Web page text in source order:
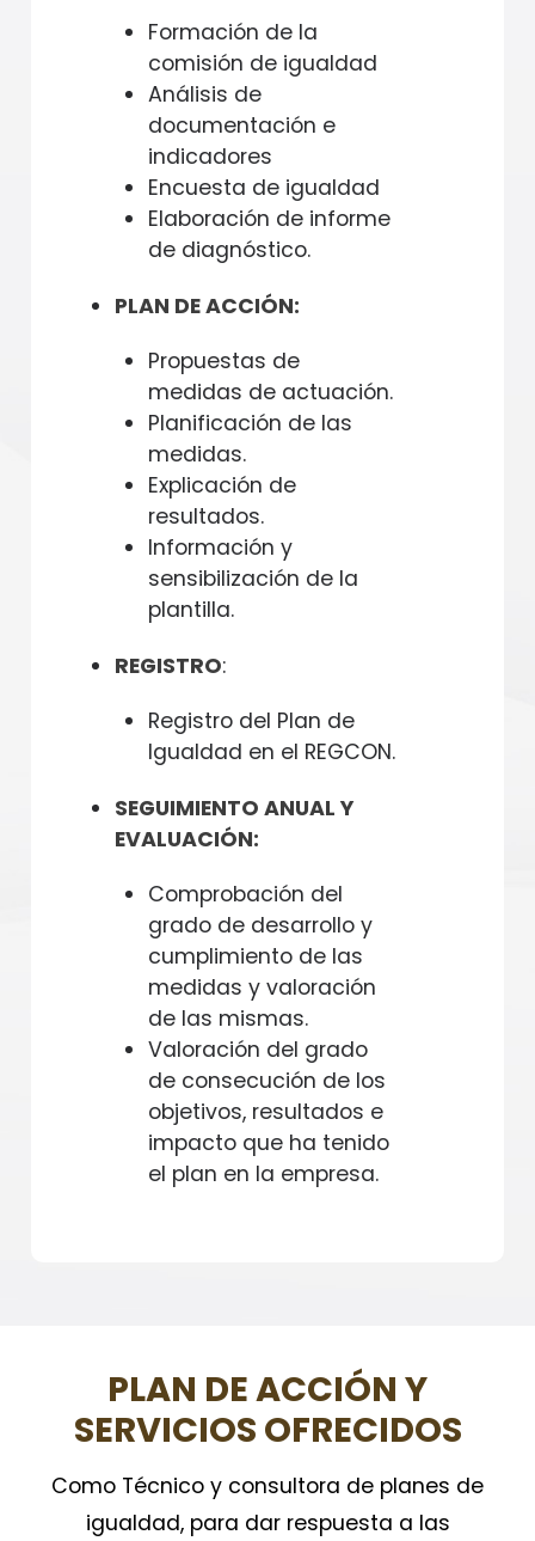
Formación de la
comisión de igualdad
Análisis de
documentación e
indicadores
Encuesta de igualdad
Elaboración de informe
de diagnóstico.
PLAN DE ACCIÓN:
Propuestas de
medidas de actuación.
Planificación de las
medidas.
Explicación de
resultados.
Información y
sensibilización de la
plantilla.
REGISTRO:
Registro del Plan de
Igualdad en el REGCON.
SEGUIMIENTO ANUAL Y
EVALUACIÓN:
Comprobación del
grado de desarrollo y
cumplimiento de las
medidas y valoración
de las mismas.
Valoración del grado
de consecución de los
objetivos, resultados e
impacto que ha tenido
el plan en la empresa.
PLAN DE ACCIÓN Y
SERVICIOS OFRECIDOS
Como Técnico y consultora de planes de
igualdad, para dar respuesta a las